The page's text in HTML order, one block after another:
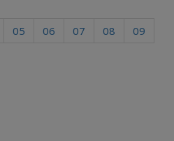
05 06 07 08
09